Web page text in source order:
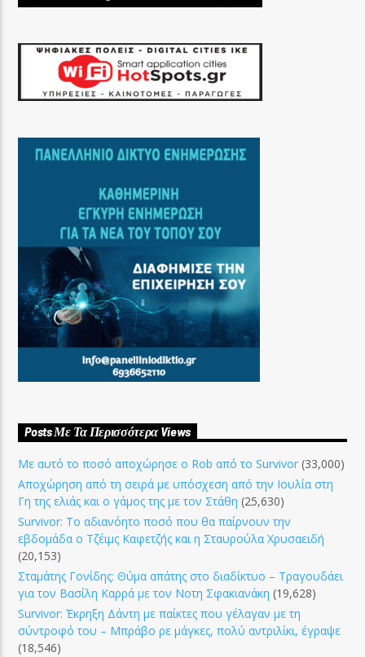
Posts Με Τα Περισσότερα Views
Με αυτό το ποσό αποχώρησε ο Rob από το Survivor (33,000)
Αποχώρηση από τη σειρά με υπόσχεση από την Ιουλία στη
Γη της ελιάς και ο γάμος της με τον Στάθη (25,630)
Survivor: Το αδιανόητο ποσό που θα παίρνουν την
εβδομάδα ο Τζέιμς Καφετζής και η Σταυρούλα Χρυσαειδή
(20,153)
Σταμάτης Γονίδης: Θύμα απάτης στο διαδίκτυο – Τραγουδάει
για τον Βασίλη Καρρά με τον Νοτη Σφακιανάκη (19,628)
Survivor: Έκρηξη Δάντη με παίκτες που γέλαγαν με τη
σύντροφό του – Μπράβο ρε μάγκες, πολύ αντριλίκι, έγραψε
(18,546)